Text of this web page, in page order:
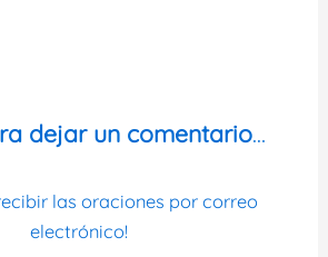
dejar un comentario…
las oraciones por correo
electrónico!